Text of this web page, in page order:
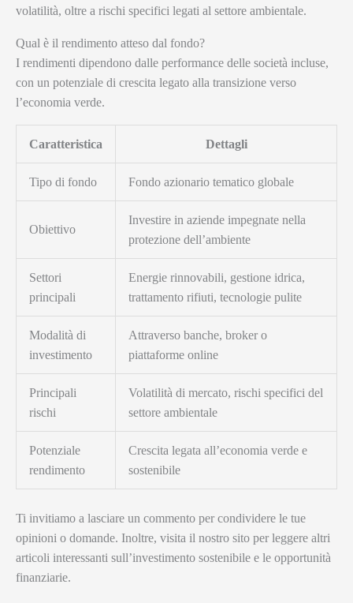
volatilità, oltre a rischi specifici legati al settore ambientale.
Qual è il rendimento atteso dal fondo?
I rendimenti dipendono dalle performance delle società incluse,
con un potenziale di crescita legato alla transizione verso
l’economia verde.
Caratteristica Dettagli
Tipo di fondo Fondo azionario tematico globale
Obiettivo
Investire in aziende impegnate nella
protezione dell’ambiente
Settori
principali
Energie rinnovabili, gestione idrica,
trattamento rifiuti, tecnologie pulite
Modalità di
investimento
Attraverso banche, broker o
piattaforme online
Principali
rischi
Volatilità di mercato, rischi specifici del
settore ambientale
Potenziale
rendimento
Crescita legata all’economia verde e
sostenibile
Ti invitiamo a lasciare un commento per condividere le tue
opinioni o domande. Inoltre, visita il nostro sito per leggere altri
articoli interessanti sull’investimento sostenibile e le opportunità
finanziarie.